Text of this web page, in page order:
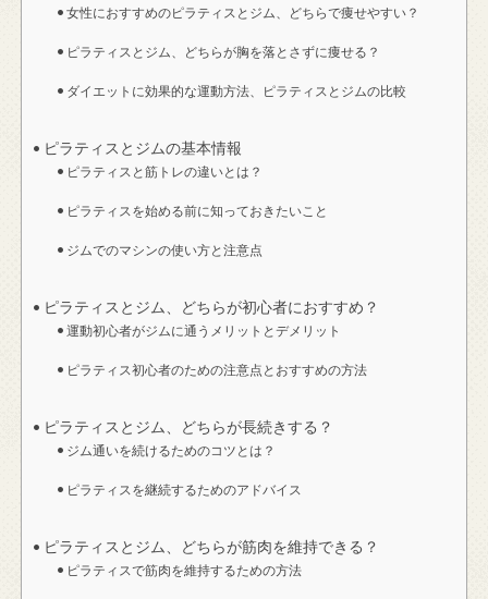
女性におすすめのピラティスとジム、どちらで痩せやすい？
ピラティスとジム、どちらが胸を落とさずに痩せる？
ダイエットに効果的な運動方法、ピラティスとジムの比較
ピラティスとジムの基本情報
ピラティスと筋トレの違いとは？
ピラティスを始める前に知っておきたいこと
ジムでのマシンの使い方と注意点
ピラティスとジム、どちらが初心者におすすめ？
運動初心者がジムに通うメリットとデメリット
ピラティス初心者のための注意点とおすすめの方法
ピラティスとジム、どちらが長続きする？
ジム通いを続けるためのコツとは？
ピラティスを継続するためのアドバイス
ピラティスとジム、どちらが筋肉を維持できる？
ピラティスで筋肉を維持するための方法